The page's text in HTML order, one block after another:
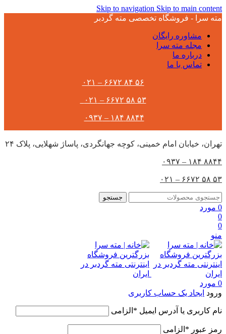
Skip to navigation Skip to main content
مته سرا - فروشگاه تخصصی مته گردبر
مشاوره رایگان
مجله مته سرا
درباره ما
تماس با ما
۵۶ ۸۴ ۶۶۷۲ – ۰۲۱
۵۳ ۵۸ ۶۶۷۲ – ۰۲۱
۸۸۴۴ ۱۸۴ – ۰۹۳۷
تهران،‌ خیابان امام خمینی، کوچه جهانگردی، پاساژ شهلایی، پلاک ۲۴
۸۸۴۴ ۱۸۴ – ۰۹۳۷
۵۳ ۵۸ ۶۶۷۲ – ۰۲۱
جستجو
0 مورد
0
0
منو
0 مورد
ورود ایجاد یک حساب کاربری
نام کاربری یا آدرس ایمیل * الزامی
رمز عبور * الزامی